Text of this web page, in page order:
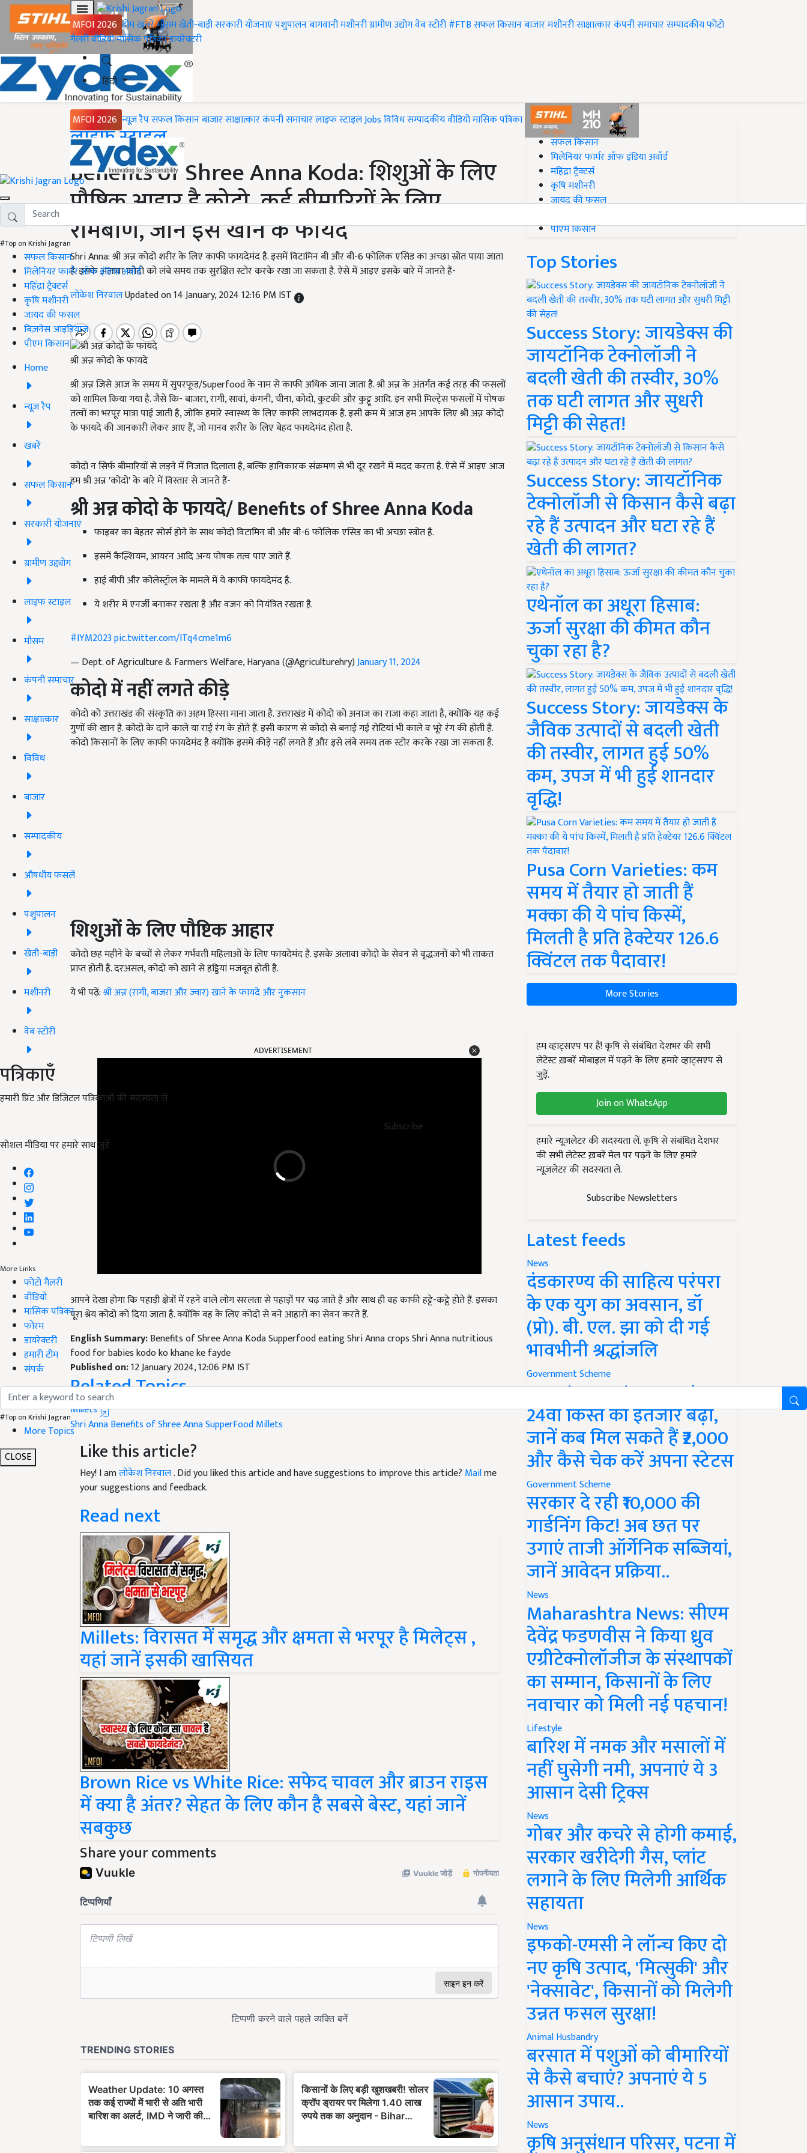
MFOI 2026 होमख़बरेंमौसमखेती-बाड़ीसरकारी योजनाएंपशुपालनबागवानीमशीनरीग्रामीण उद्योगवेब स्टोरी#FTBसफल किसानबाजारमशीनरीसाक्षात्कारकंपनी समाचारसम्पादकीयफोटो
गैलरीवीडियोमासिक पत्रिकाडायरेक्टरी
हिंदी
MFOI 2026 न्यूज़ रैपसफल किसानबाजारसाक्षात्कारकंपनी समाचारलाइफ स्टाइलJobsविविधसम्पादकीयवीडियोमासिक पत्रिका
#Top on Krishi Jagran
सफल किसान
मिलेनियर फार्मर ऑफ इंडिया अवॉर्ड
महिंद्रा ट्रैक्टर्स
कृषि मशीनरी
जायद की फसल
बिज़नेस आइडियाज
पीएम किसान
Home
न्यूज़ रैप
खबरें
सफल किसान
सरकारी योजनाएं
ग्रामीण उद्द्योग
लाइफ स्टाइल
मौसम
कंपनी समाचार
साक्षात्कार
विविध
बाजार
सम्पादकीय
औषधीय फसलें
पशुपालन
खेती-बाड़ी
मशीनरी
वेब स्टोरी
पत्रिकाएँ
हमारी प्रिंट और डिजिटल पत्रिकाओं की सदस्यता लें
Subscribe
सोशल मीडिया पर हमारे साथ जुड़ें:
More Links
फोटो गैलरी
वीडियो
मासिक पत्रिका
फोरम
डायरेक्टरी
हमारी टीम
संपर्क
#Top on Krishi Jagran
More Topics
CLOSE
Home
लाइफ स्टाइल
Benefits of Shree Anna Koda: शिशुओं के लिए
पौष्टिक आहार है कोदो, कई बीमारियों के लिए
रामबाण, जानें इसे खाने के फायदे
Shri Anna: श्री अन्न कोदो शरीर के लिए काफी फायदेमंद है. इसमें विटामिन बी और बी-6 फोलिक एसिड का अच्छा स्रोत पाया जाता
है. इसके अलावा कोदो को लंबे समय तक सुरक्षित स्टोर करके रखा जा सकता है. ऐसे में आइए इसके बारे में जानते हैं-
लोकेश निरवालUpdated on 14 January, 2024 12:16 PM IST
श्री अन्न कोदो के फायदे
श्री अन्न जिसे आज के समय में सुपरफूड/Superfood के नाम से काफी अधिक जाना जाता है. श्री अन्न के अंतर्गत कई तरह की फसलों
को शामिल किया गया है. जैसे कि- बाजरा, रागी, सावां, कंगनी, चीना, कोदो, कुटकी और कुट्टू आदि. इन सभी मिल्टे्स फसलों में पोषक
तत्वों का भरपूर मात्रा पाई जाती है, जोकि हमारे स्वास्थ्य के लिए काफी लाभदायक है. इसी क्रम में आज हम आपके लिए श्री अन्न कोदो
के फायदे की जानकारी लेकर आए हैं, जो मानव शरीर के लिए बेहद फायदेमंद होता है.
कोदो न सिर्फ बीमारियों से लड़ने में निजात दिलाता है, बल्कि हानिकारक संक्रमण से भी दूर रखने में मदद करता है. ऐसे में आइए आज
हम श्री अन्न 'कोदो' के बारे में विस्तार से जानते हैं-
श्री अन्न कोदो के फायदे/Benefits of Shree Anna Koda
फाइबर का बेहतर सोर्स होने के साथ कोदो विटामिन बी और बी-6 फोलिक एसिड का भी अच्छा स्त्रोत है.
इसमें कैल्शियम, आयरन आदि अन्य पोषक तत्व पाए जाते हैं.
हाई बीपी और कोलेस्ट्रॉल के मामले में ये काफी फायदेमंद है.
ये शरीर में एनर्जी बनाकर रखता है और वजन को नियंत्रित रखता है.
#IYM2023pic.twitter.com/ITq4cme1m6
— Dept. of Agriculture & Farmers Welfare, Haryana (@Agriculturehry)January 11, 2024
कोदो में नहीं लगते कीड़े
कोदो को उत्तराखंड की संस्कृति का अहम हिस्सा माना जाता है. उत्तराखंड में कोदो को अनाज का राजा कहा जाता है, क्योंकि यह कई
गुणों की खान है. कोदो के दाने काले या राई रंग के होते हैं. इसी कारण से कोदो से बनाई गई रोटियां भी काले व भूरे रंग की होती है.
कोदो किसानों के लिए काफी फायदेमंद है क्योंकि इसमें कीड़े नहीं लगते हैं और इसे लंबे समय तक स्टोर करके रखा जा सकता है.
शिशुओं के लिए पौष्टिक आहार
कोदो छह महीने के बच्चों से लेकर गर्भवती महिलाओं के लिए फायदेमंद है. इसके अलावा कोदो के सेवन से वृद्धजनों को भी ताकत
प्राप्त होती है. दरअसल, कोदो को खाने से हड्डियां मजबूत होती है.
ये भी पढ़ें:श्री अन्न (रागी, बाजरा और ज्वार) खाने के फायदे और नुकसान
पूरा श्रेय कोदो को दिया जाता है. क्योंकि वह के लिए कोदो से बने आहारों का सेवन करते हैं.
English Summary:
food for babies kodo ko khane ke fayde
Published on:12 January 2024, 12:06 PM IST
Related Topics
Millets
Shri AnnaBenefits of Shree AnnaSupperFoodMillets
Like this article?
Hey! I amलोकेश निरवाल. Did you liked this article and have suggestions to improve this article?
your suggestions and feedback.
Read next
Millets: विरासत में समृद्ध और क्षमता से भरपूर है मिलेट्स ,
यहां जानें इसकी खासियत
Brown Rice vs White Rice: सफेद चावल और ब्राउन राइस
में क्या है अंतर? सेहत के लिए कौन है सबसे बेस्ट, यहां जानें
सबकुछ
Share your comments
#Top on Krishi Jagran
सफल किसान
मिलेनियर फार्मर ऑफ इंडिया अवॉर्ड
महिंद्रा ट्रैक्टर्स
कृषि मशीनरी
जायद की फसल
पीएम किसान
Top Stories
Success Story: जायडेक्स की
जायटॉनिक टेक्नोलॉजी ने
बदली खेती की तस्वीर, 30%
तक घटी लागत और सुधरी
मिट्टी की सेहत!
Success Story: जायटॉनिक
टेक्नोलॉजी से किसान कैसे बढ़ा
रहे हैं उत्पादन और घटा रहे हैं
खेती की लागत?
एथेनॉल का अधूरा हिसाब:
ऊर्जा सुरक्षा की कीमत कौन
चुका रहा है?
Success Story: जायडेक्स के
जैविक उत्पादों से बदली खेती
की तस्वीर, लागत हुई 50%
कम, उपज में भी हुई शानदार
वृद्धि!
Pusa Corn Varieties: कम
समय में तैयार हो जाती हैं
मक्का की ये पांच किस्में,
मिलती है प्रति हेक्टेयर 126.6
क्विंटल तक पैदावार!
More Stories
हम व्हाट्सएप पर हैं! कृषि से संबंधित देशभर की सभी
लेटेस्ट ख़बरें मोबाइल में पढ़ने के लिए हमारे व्हाट्सएप से
जुड़ें.
Join on WhatsApp
हमारे न्यूज़लेटर की सदस्यता लें. कृषि से संबंधित देशभर
की सभी लेटेस्ट ख़बरें मेल पर पढ़ने के लिए हमारे
न्यूज़लेटर की सदस्यता लें.
Subscribe Newsletters
Latest feeds
News
दंडकारण्य की साहित्य परंपरा
के एक युग का अवसान, डॉ
(प्रो). बी. एल. झा को दी गई
भावभीनी श्रद्धांजलि
Government Scheme
PM Kisan Yojana Update:
24वीं किस्त का इंतजार बढ़ा,
जानें कब मिल सकते हैं ₹2,000
और कैसे चेक करें अपना स्टेटस
Government Scheme
सरकार दे रही ₹10,000 की
गार्डनिंग किट! अब छत पर
उगाएं ताजी ऑर्गेनिक सब्जियां,
जानें आवेदन प्रक्रिया..
News
Maharashtra News: सीएम
देवेंद्र फडणवीस ने किया ध्रुव
एग्रीटेक्नोलॉजीज के संस्थापकों
का सम्मान, किसानों के लिए
नवाचार को मिली नई पहचान!
Lifestyle
बारिश में नमक और मसालों में
नहीं घुसेगी नमी, अपनाएं ये 3
आसान देसी ट्रिक्स
News
गोबर और कचरे से होगी कमाई,
सरकार खरीदेगी गैस, प्लांट
लगाने के लिए मिलेगी आर्थिक
सहायता
News
इफको-एमसी ने लॉन्च किए दो
नए कृषि उत्पाद, 'मित्सुकी' और
'नेक्सावेट', किसानों को मिलेगी
उन्नत फसल सुरक्षा!
Animal Husbandry
बरसात में पशुओं को बीमारियों
से कैसे बचाएं? अपनाएं ये 5
आसान उपाय..
News
कृषि अनुसंधान परिसर, पटना में